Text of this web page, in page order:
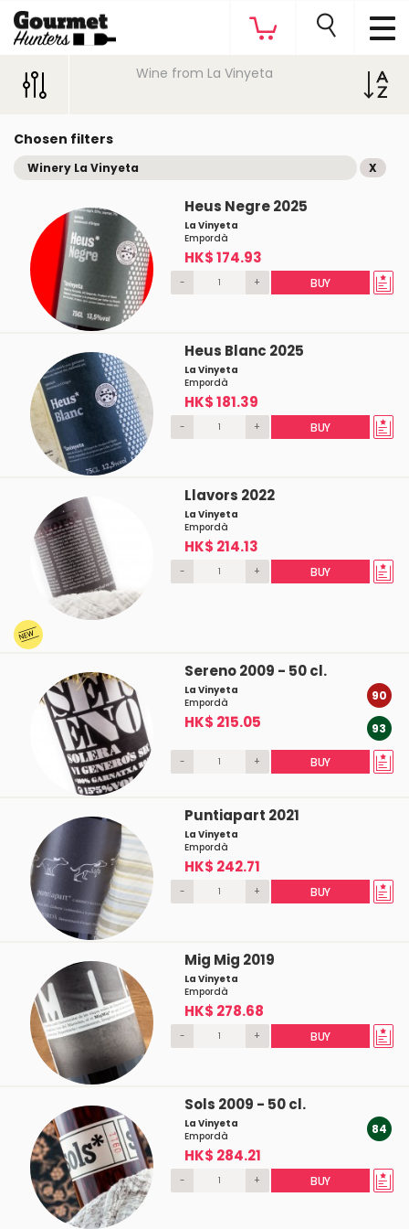
Wine from La Vinyeta
Chosen filters
Winery La Vinyeta X
Heus Negre 2025
La Vinyeta
Empordà
HK$ 174.93
- + BUY
Heus Blanc 2025
La Vinyeta
Empordà
HK$ 181.39
- + BUY
Llavors 2022
La Vinyeta
Empordà
HK$ 214.13
- + BUY
Sereno 2009 - 50 cl.
La Vinyeta
Empordà
HK$ 215.05
90
93
- + BUY
Puntiapart 2021
La Vinyeta
Empordà
HK$ 242.71
- + BUY
Mig Mig 2019
La Vinyeta
Empordà
HK$ 278.68
- + BUY
Sols 2009 - 50 cl.
La Vinyeta
Empordà
HK$ 284.21
84
- + BUY